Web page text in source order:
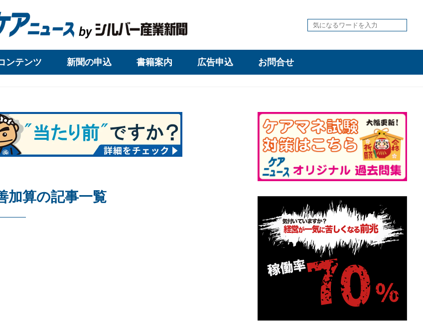
ンテンツ 新聞の申込 書籍案内 広告申込 お問合せ
加算の記事一覧